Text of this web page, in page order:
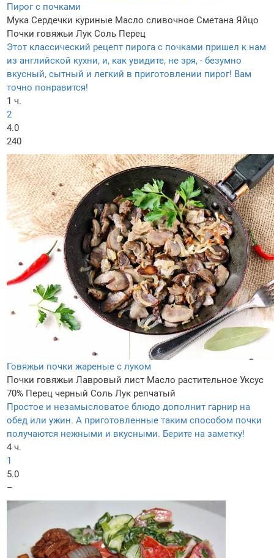
Пирог с почками
Мука Сердечки куриные Масло сливочное Сметана Яйцо
Почки говяжьи Лук Соль Перец
Этот классический рецепт пирога с почками пришел к нам
из английской кухни, и, как увидите, не зря, - безумно
вкусный, сытный и легкий в приготовлении пирог! Вам
точно понравится!
1 ч.
2
4.0
240
Говяжьи почки жареные с луком
Почки говяжьи Лавровый лист Масло растительное Уксус
70% Перец черный Соль Лук репчатый
Простое и незамысловатое блюдо дополнит гарнир на
обед или ужин. А приготовленные таким способом почки
получаются нежными и вкусными. Берите на заметку!
4 ч.
1
5.0
–